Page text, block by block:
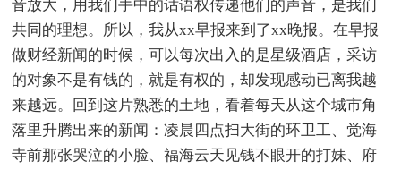
音放大，用我们手中的话语权传递他们的声音，是我们
共同的理想。所以，我从xx早报来到了xx晚报。在早报
做财经新闻的时候，可以每次出入的是星级酒店，采访
的对象不是有钱的，就是有权的，却发现感动已离我越
来越远。回到这片熟悉的土地，看着每天从这个城市角
落里升腾出来的新闻：凌晨四点扫大街的环卫工、觉海
寺前那张哭泣的小脸、福海云天见钱不眼开的打妹、府